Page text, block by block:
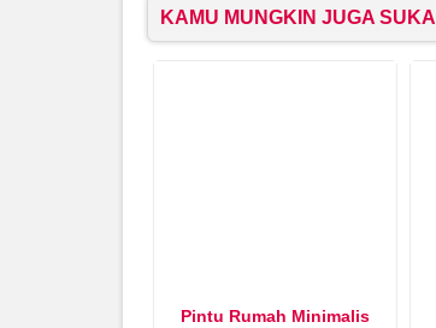
KAMU MUNGKIN JUGA SUKA
Pintu Rumah Minimalis